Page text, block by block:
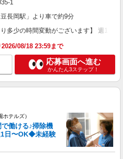
1
長岡駅」より車で約9分
り多少の時間変動がございます】 週1日
08/18 23:59まで
応募画面へ進む
かんたん3ステップ！
テルズ）
働ける♪掃除機
日〜OK◆未経験